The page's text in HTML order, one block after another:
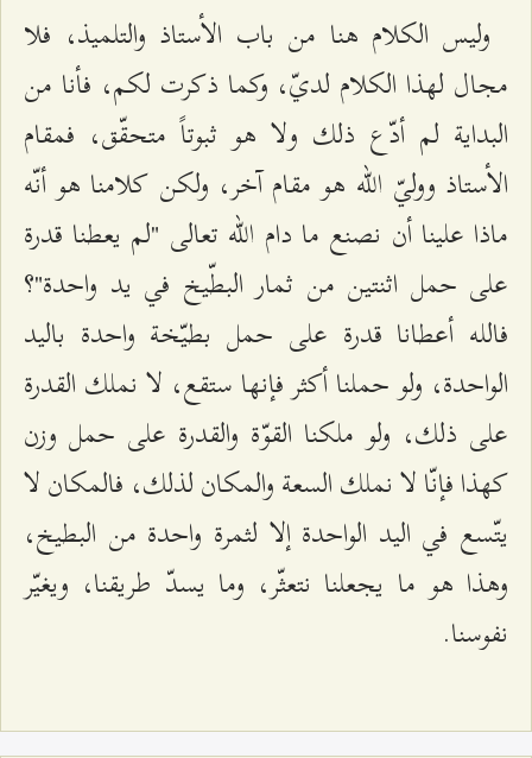
وليس الكلام هنا من باب الأستاذ والتلميذ، فلا
مجال لهذا الكلام لديّ، وكما ذكرت لكم، فأنا من
البداية لم أدّع ذلك ولا هو ثبوتاً متحقّق، فمقام
الأستاذ ووليّ الله هو مقام آخر، ولكن كلامنا هو أنّه
ماذا علينا أن نصنع ما دام الله تعالى "لم يعطنا قدرة
على حمل اثنتين من ثمار البطّيخ في يد واحدة"؟
فالله أعطانا قدرة على حمل بطيّخة واحدة باليد
الواحدة، ولو حملنا أكثر فإنها ستقع، لا نملك القدرة
على ذلك، ولو ملكنا القوّة والقدرة على حمل وزن
كهذا فإنّا لا نملك السعة والمكان لذلك، فالمكان لا
يتّسع في اليد الواحدة إلا لثمرة واحدة من البطيخ،
وهذا هو ما يجعلنا نتعثّر، وما يسدّ طريقنا، ويغيّر
نفوسنا.